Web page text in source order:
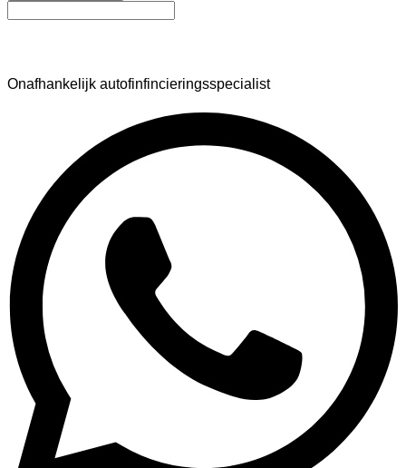
Onafhankelijk autofinfincieringsspecialist